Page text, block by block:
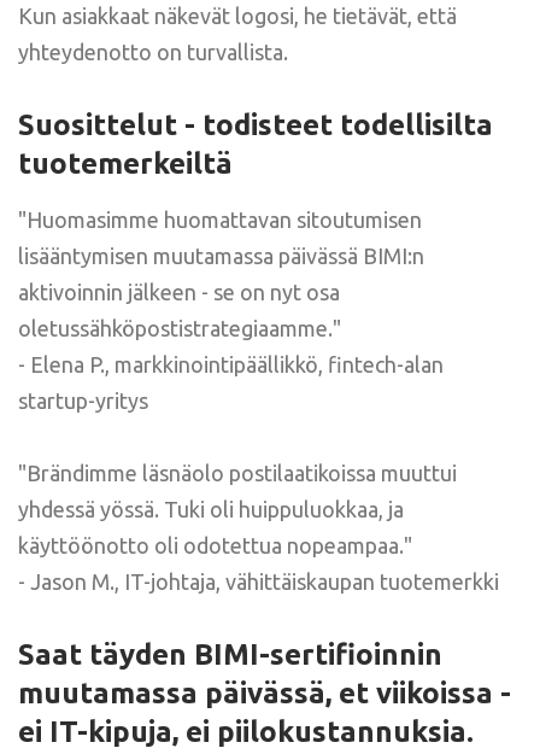
Kun asiakkaat näkevät logosi, he tietävät, että
yhteydenotto on turvallista.
Suosittelut - todisteet todellisilta
tuotemerkeiltä
"Huomasimme huomattavan sitoutumisen
lisääntymisen muutamassa päivässä BIMI:n
aktivoinnin jälkeen - se on nyt osa
oletussähköpostistrategiaamme."
- Elena P., markkinointipäällikkö, fintech-alan
startup-yritys
"Brändimme läsnäolo postilaatikoissa muuttui
yhdessä yössä. Tuki oli huippuluokkaa, ja
käyttöönotto oli odotettua nopeampaa."
- Jason M., IT-johtaja, vähittäiskaupan tuotemerkki
Saat täyden BIMI-sertifioinnin
muutamassa päivässä, et viikoissa -
ei IT-kipuja, ei piilokustannuksia.